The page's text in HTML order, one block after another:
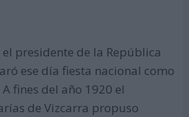
el presidente de la República
ese día fiesta nacional como
fines del año 1920 el
de Vizcarra propuso